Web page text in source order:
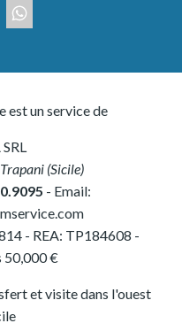
est un service de
Trapani (Sicile)
- Email:
- REA: TP184608 -
€
et visite dans l'ouest